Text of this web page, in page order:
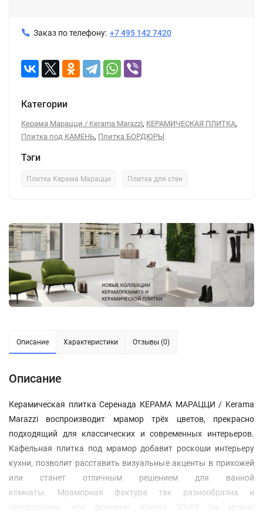
Заказ по телефону: +7 495 142 7420
Категории
Керама Марацци / Kerama Marazzi, КЕРАМИЧЕСКАЯ ПЛИТКА,
Плитка под КАМЕНЬ, Плитка БОРДЮРЫ
Тэги
Плитка Керама Марацци Плитка для стен
Описание Характеристики Отзывы (0)
Описание
Керамическая плитка Серенада КЕРАМА МАРАЦЦИ / Kerama
Marazzi воспроизводит мрамор трёх цветов, прекрасно
подходящий для классических и современных интерьеров.
Кафельная плитка под мрамор добавит роскоши интерьеру
кухни, позволит расставить визуальные акценты в прихожей
или станет отличным решением для ванной
комнаты. Мраморная фактура так разнообразна и
неповторима, что фоновую плитку 30х60 см можно